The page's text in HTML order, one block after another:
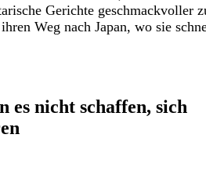
Gerichte geschmackvoller
Weg nach Japan, wo sie
es nicht schaffen, sich